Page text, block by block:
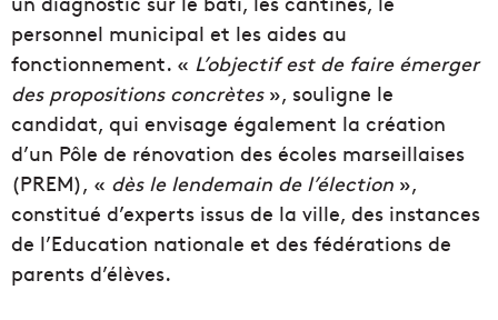
personnel municipal et les aides au
fonctionnement. « L’objectif est de faire émerger
des propositions concrètes», souligne le
candidat, qui envisage également la création
d’un Pôle de rénovation des écoles marseillaises
(PREM), « dès le lendemain de l’élection »,
constitué d’experts issus de la ville, des instances
de l’Education nationale et des fédérations de
parents d’élèves.